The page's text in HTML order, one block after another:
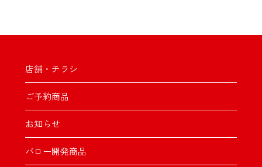
店舗・チラシ
ご予約商品
お知らせ
バロー開発商品